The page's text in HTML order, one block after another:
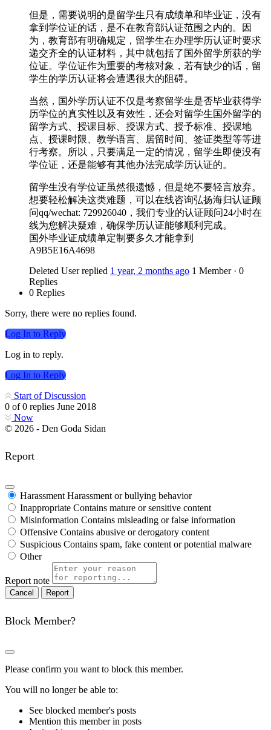
但是，需要说明的是留学生只有成绩单和毕业证，没有
拿到学位证的话，是不在教育部认证范围之内的。因
为，教育部有明确规定，留学生在办理学历认证时要求
递交齐全的认证材料，其中就包括了国外留学所获的学
位证。学位证作为重要的考核对象，若有缺少的话，留
学生的学历认证将会遭遇很大的阻碍。
当然，国外学历认证不仅是考察留学生是否毕业获得学
历学位的真实性以及有效性，还会对留学生国外留学的
留学方式、授课目标、授课方式、授予标准、授课地
点、授课时限、教学语言、居留时间、签证类型等等进
行考察。所以，只要满足一定的情况，留学生即使没有
学位证，还是能够有其他办法完成学历认证的。
留学生没有学位证虽然很遗憾，但是绝不要轻言放弃。
想要轻松解决这类难题，可以在线咨询弘扬海归认证顾
问qq/wechat: 729926040，我们专业的认证顾问24小时在
线为您解决疑难，确保学历认证能够顺利完成。
国外毕业证成绩单定制要多久才能拿到
A9B5E16A4698
Deleted User replied 1 year, 2 months ago 1 Member · 0
Replies
0 Replies
Sorry, there were no replies found.
Log In to Reply
Log in to reply.
Log In to Reply
Start of Discussion
0 of0 replies June 2018
Now
© 2026 - Den Goda Sidan
Report
Harassment Harassment or bullying behavior
Inappropriate Contains mature or sensitive content
Misinformation Contains misleading or false information
Offensive Contains abusive or derogatory content
Suspicious Contains spam, fake content or potential malware
Other
Report note
Report
Block Member?
Please confirm you want to block this member.
You will no longer be able to:
See blocked member's posts
Mention this member in posts